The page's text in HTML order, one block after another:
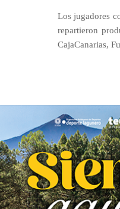
Los jugadores
repartieron
CajaCanarias,